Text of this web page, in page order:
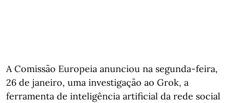
A Comissão Europeia anunciou na segunda-feira,
26 de janeiro, uma investigação ao Grok, a
ferramenta de inteligência artificial da rede social